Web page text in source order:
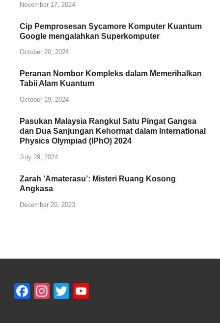
November 17, 2024
Cip Pemprosesan Sycamore Komputer Kuantum
Google mengalahkan Superkomputer
October 20, 2024
Peranan Nombor Kompleks dalam Memerihalkan
Tabii Alam Kuantum
October 19, 2024
Pasukan Malaysia Rangkul Satu Pingat Gangsa
dan Dua Sanjungan Kehormat dalam International
Physics Olympiad (IPhO) 2024
July 29, 2024
Zarah ‘Amaterasu’: Misteri Ruang Kosong
Angkasa
December 20, 2023
Facebook
Instagram
Twitter